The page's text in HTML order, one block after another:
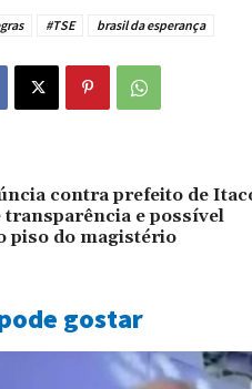
#TSE brasil da esperança
contra prefeito de
e possível
piso do magistério
gostar